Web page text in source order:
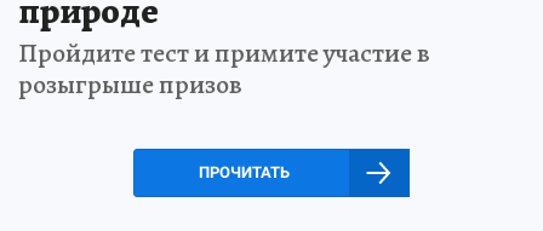
природе
Пройдите тест и примите участие в
розыгрыше призов
ПРОЧИТАТЬ